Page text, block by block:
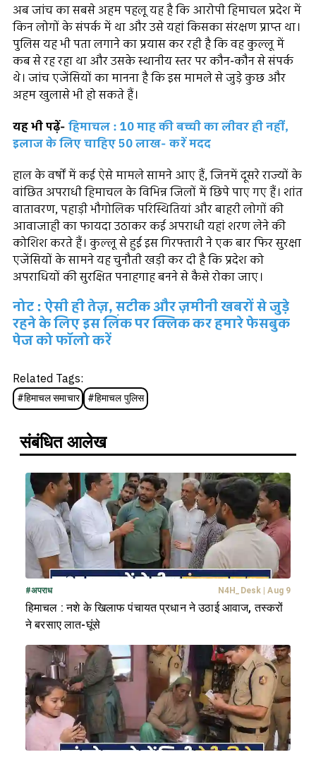
अब जांच का सबसे अहम पहलू यह है कि आरोपी हिमाचल प्रदेश में
किन लोगों के संपर्क में था और उसे यहां किसका संरक्षण प्राप्त था।
पुलिस यह भी पता लगाने का प्रयास कर रही है कि वह कुल्लू में
कब से रह रहा था और उसके स्थानीय स्तर पर कौन-कौन से संपर्क
थे। जांच एजेंसियों का मानना है कि इस मामले से जुड़े कुछ और
अहम खुलासे भी हो सकते हैं।
यह भी पढ़ें- हिमाचल : 10 माह की बच्ची का लीवर ही नहीं,
इलाज के लिए चाहिए 50 लाख- करें मदद
हाल के वर्षों में कई ऐसे मामले सामने आए हैं, जिनमें दूसरे राज्यों के
वांछित अपराधी हिमाचल के विभिन्न जिलों में छिपे पाए गए हैं। शांत
वातावरण, पहाड़ी भौगोलिक परिस्थितियां और बाहरी लोगों की
आवाजाही का फायदा उठाकर कई अपराधी यहां शरण लेने की
कोशिश करते हैं। कुल्लू से हुई इस गिरफ्तारी ने एक बार फिर सुरक्षा
एजेंसियों के सामने यह चुनौती खड़ी कर दी है कि प्रदेश को
अपराधियों की सुरक्षित पनाहगाह बनने से कैसे रोका जाए।
नोट : ऐसी ही तेज़, सटीक और ज़मीनी खबरों से जुड़े
रहने के लिए इस लिंक पर क्लिक कर हमारे फेसबुक
पेज को फॉलो करें
Related Tags:
#हिमाचल समाचार #हिमाचल पुलिस
संबंधित आलेख
#अपराध N4H_Desk | Aug 9
हिमाचल : नशे के खिलाफ पंचायत प्रधान ने उठाई आवाज, तस्करों
ने बरसाए लात-घूंसे